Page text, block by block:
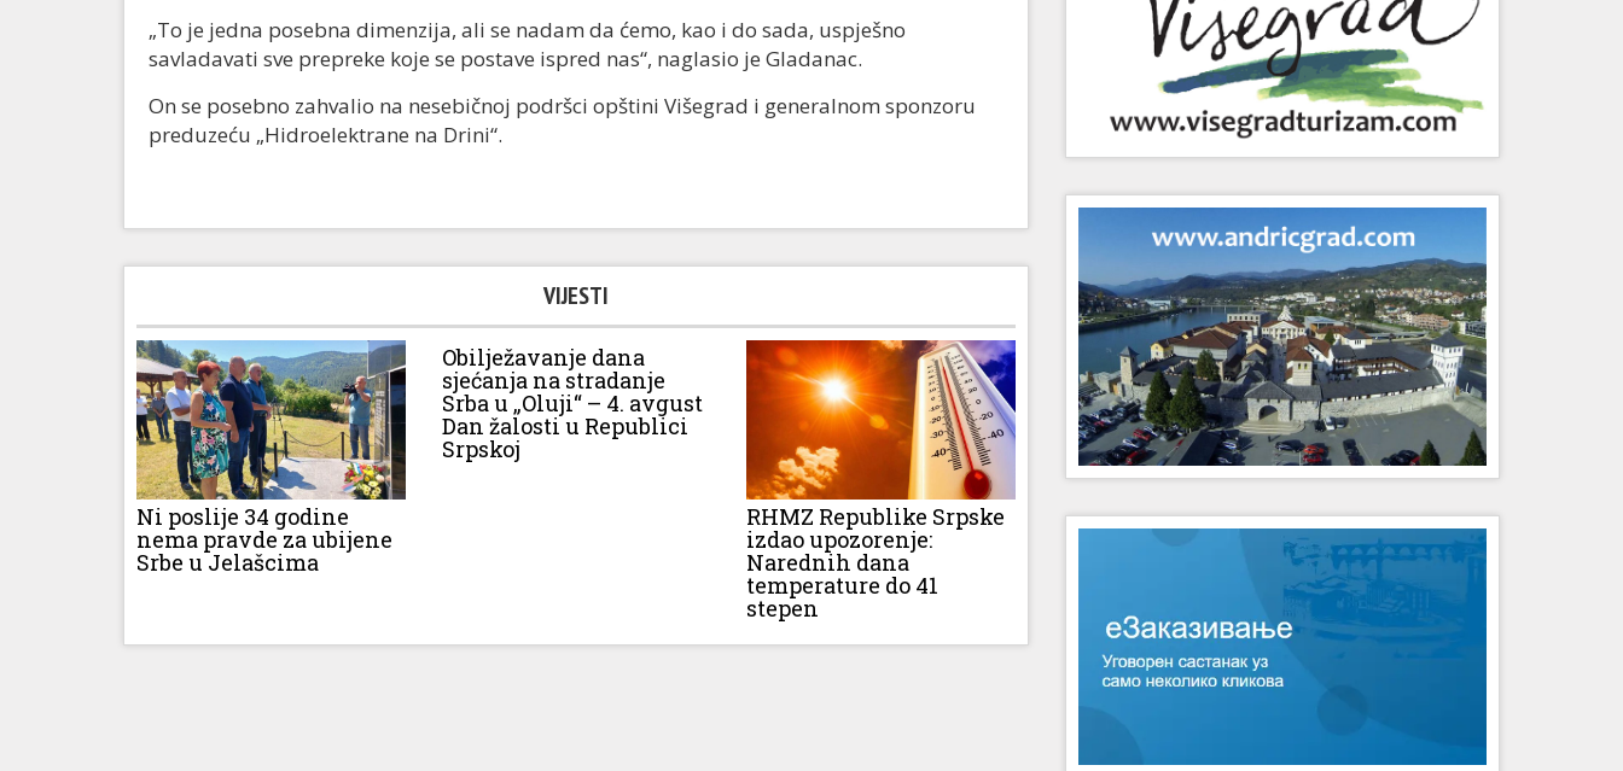
„To je jedna posebna dimenzija, ali se nadam da ćemo, kao i do sada, uspješno
savladavati sve prepreke koje se postave ispred nas“, naglasio je Gladanac.
On se posebno zahvalio na nesebičnoj podršci opštini Višegrad i generalnom sponzoru
preduzeću „Hidroelektrane na Drini“.
VIJESTI
Ni poslije 34 godine
nema pravde za ubijene
Srbe u Jelašcima
Obilježavanje dana
sjećanja na stradanje
Srba u „Oluji“ – 4. avgust
Dan žalosti u Republici
Srpskoj
RHMZ Republike Srpske
izdao upozorenje:
Narednih dana
temperature do 41
stepen